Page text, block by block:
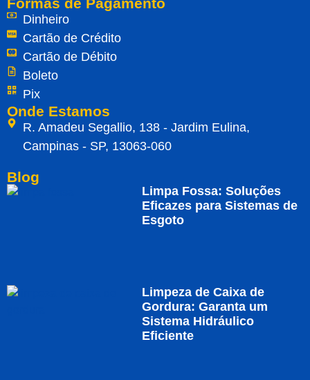
Dinheiro
Cartão de Crédito
Cartão de Débito
Boleto
Pix
Onde Estamos
R. Amadeu Segallio, 138 - Jardim Eulina,
Campinas - SP, 13063-060
Blog
Limpa Fossa: Soluções
Eficazes para Sistemas de
Esgoto
Limpeza de Caixa de
Gordura: Garanta um
Sistema Hidráulico
Eficiente